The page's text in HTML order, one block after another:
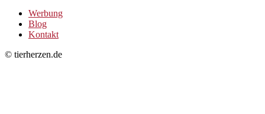
Werbung
Blog
Kontakt
© tierherzen.de